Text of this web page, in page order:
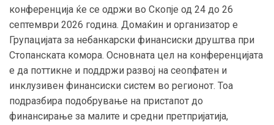
конференција ќе се одржи во Скопје од 24 до 26
септември 2026 година. Домаќин и организатор е
Групацијата за небанкарски финансиски друштва при
Стопанската комора. Основната цел на конференцијата
е да поттикне и поддржи развој на сеопфатен и
инклузивен финансиски систем во регионот. Тоа
подразбира подобрување на пристапот до
финансирање за малите и средни претпријатија,